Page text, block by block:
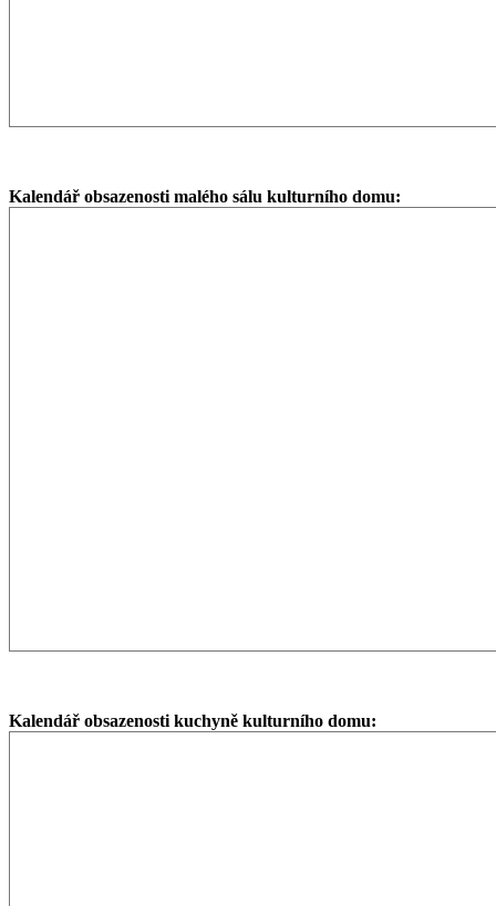
Kalendář obsazenosti malého sálu kulturního domu:
Kalendář obsazenosti kuchyně kulturního domu: